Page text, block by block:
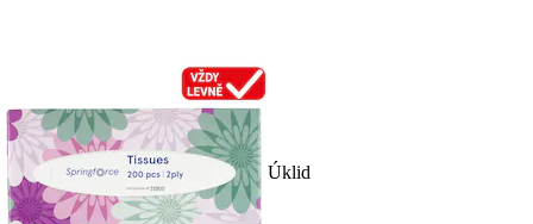
Úklid